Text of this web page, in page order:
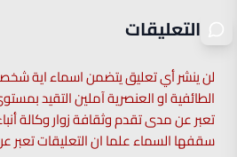
التعليقات
لن ينشر أي تعليق يتضمن اسماء اية
الطائفية او العنصرية آملين التقيد
تعبر عن مدى تقدم وثقافة زوار وكالة
سقفها السماء علما ان التعليقات تعبر